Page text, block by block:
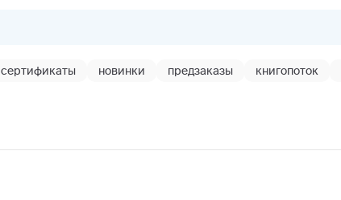
сертификаты новинки предзаказы книгопоток